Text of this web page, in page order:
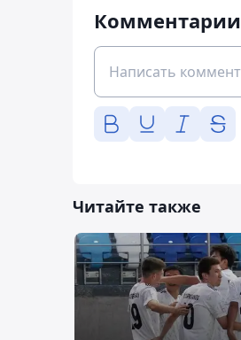
Комментарии
Читайте также